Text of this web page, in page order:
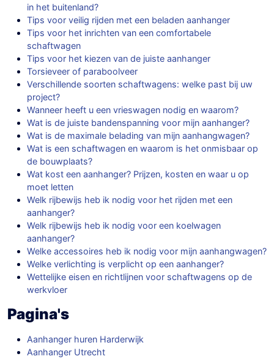
in het buitenland?
Tips voor veilig rijden met een beladen aanhanger
Tips voor het inrichten van een comfortabele
schaftwagen
Tips voor het kiezen van de juiste aanhanger
Torsieveer of paraboolveer
Verschillende soorten schaftwagens: welke past bij uw
project?
Wanneer heeft u een vrieswagen nodig en waarom?
Wat is de juiste bandenspanning voor mijn aanhanger?
Wat is de maximale belading van mijn aanhangwagen?
Wat is een schaftwagen en waarom is het onmisbaar op
de bouwplaats?
Wat kost een aanhanger? Prijzen, kosten en waar u op
moet letten
Welk rijbewijs heb ik nodig voor het rijden met een
aanhanger?
Welk rijbewijs heb ik nodig voor een koelwagen
aanhanger?
Welke accessoires heb ik nodig voor mijn aanhangwagen?
Welke verlichting is verplicht op een aanhanger?
Wettelijke eisen en richtlijnen voor schaftwagens op de
werkvloer
Pagina's
Aanhanger huren Harderwijk
Aanhanger Utrecht